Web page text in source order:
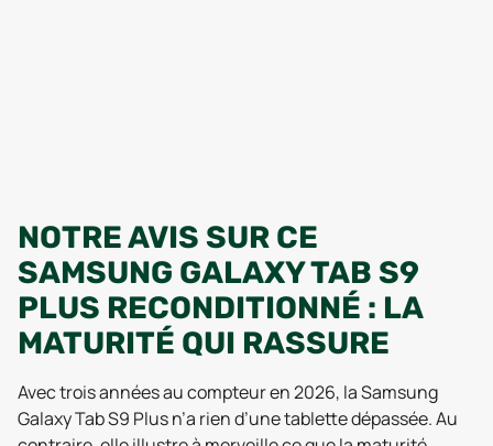
NOTRE AVIS SUR CE
SAMSUNG GALAXY TAB S9
PLUS RECONDITIONNÉ : LA
MATURITÉ QUI RASSURE
Avec trois années au compteur en 2026, la Samsung
Galaxy Tab S9 Plus n’a rien d’une tablette dépassée. Au